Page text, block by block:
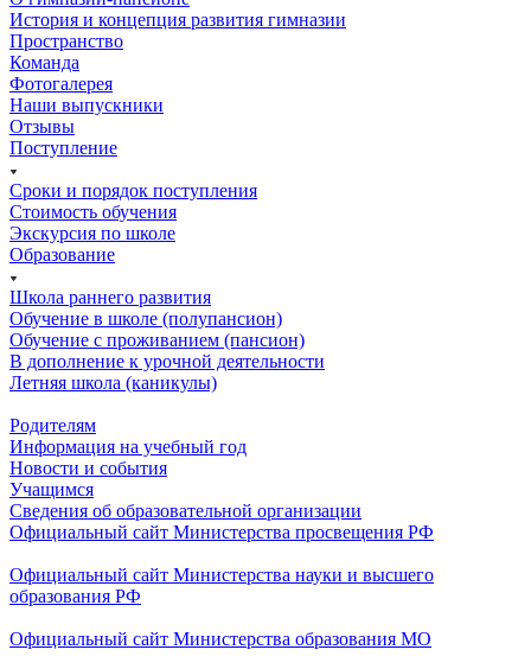
История и концепция развития гимназии
Пространство
Команда
Фотогалерея
Наши выпускники
Отзывы
Поступление
Сроки и порядок поступления
Стоимость обучения
Экскурсия по школе
Образование
Школа раннего развития
Обучение в школе (полупансион)
Обучение с проживанием (пансион)
В дополнение к урочной деятельности
Летняя школа (каникулы)
Родителям
Информация на учебный год
Новости и события
Учащимся
Сведения об образовательной организации
Официальный сайт Министерства просвещения РФ
Официальный сайт Министерства науки и высшего
образования РФ
Официальный сайт Министерства образования МО